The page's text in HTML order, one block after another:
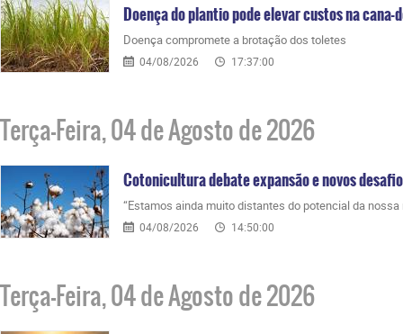
Doença do plantio pode elevar custos na cana-
Doença compromete a brotação dos toletes
04/08/2026 17:37:00
Terça-Feira, 04 de Agosto de 2026
Cotonicultura debate expansão e novos
“Estamos ainda muito distantes do potencial da nossa
04/08/2026 14:50:00
Terça-Feira, 04 de Agosto de 2026